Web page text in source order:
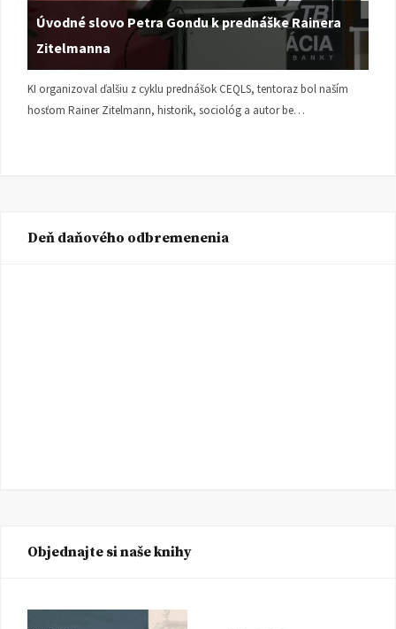
Úvodné slovo Petra Gondu k prednáške Rainera
Zitelmanna
KI organizoval ďalšiu z cyklu prednášok CEQLS, tentoraz bol naším
hosťom Rainer Zitelmann, historik, sociológ a autor be…
Deň daňového odbremenenia
Objednajte si naše knihy